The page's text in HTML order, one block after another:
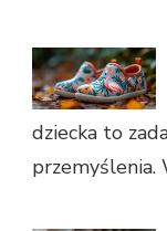
dziecka to
przemyślenia.